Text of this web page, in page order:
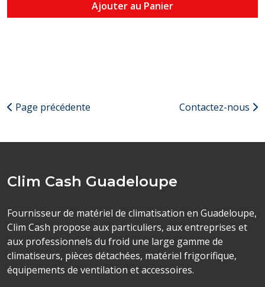
Ajouter au Panier
Page précédente Contactez-nous
Clim Cash Guadeloupe
Fournisseur de matériel de climatisation en Guadeloupe,
Clim Cash propose aux particuliers, aux entreprises et
aux professionnels du froid une large gamme de
climatiseurs, pièces détachées, matériel frigorifique,
équipements de ventilation et accessoires.